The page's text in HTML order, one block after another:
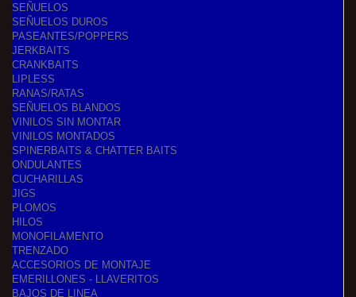
SEÑUELOS
SEÑUELOS DUROS
PASEANTES/POPPERS
JERKBAITS
CRANKBAITS
LIPLESS
RANAS/RATAS
SEÑUELOS BLANDOS
VINILOS SIN MONTAR
VINILOS MONTADOS
SPINERBAITS & CHATTER BAITS
ONDULANTES
CUCHARILLAS
JIGS
PLOMOS
HILOS
MONOFILAMENTO
TRENZADO
ACCESORIOS DE MONTAJE
EMERILLONES - LLAVERITOS
BAJOS DE LINEA